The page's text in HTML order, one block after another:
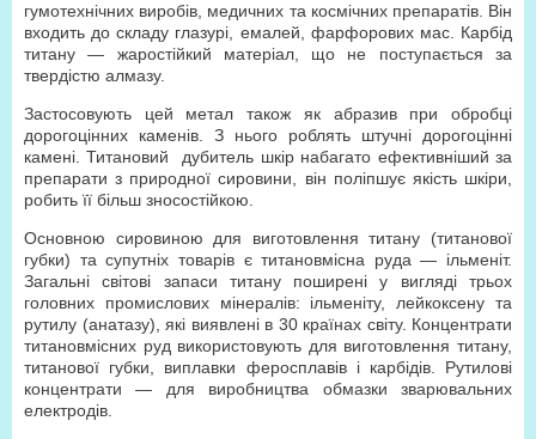
гумотехнічних виробів, медичних та космічних препаратів. Він
входить до складу глазурі, емалей, фарфорових мас. Карбід
титану — жаростійкий матеріал, що не поступається за
твердістю алмазу.
Застосовують цей метал також як абразив при обробці
дорогоцінних каменів. З нього роблять штучні дорогоцінні
камені. Титановий дубитель шкір набагато ефективніший за
препарати з природної сировини, він поліпшує якість шкіри,
робить її більш зносостійкою.
Основною сировиною для виготовлення титану (титанової
губки) та супутніх товарів є титановмісна руда — ільменіт.
Загальні світові запаси титану поширені у вигляді трьох
головних промислових мінералів: ільменіту, лейкоксену та
рутилу (анатазу), які виявлені в 30 країнах світу. Концентрати
титановмісних руд використовують для виготовлення титану,
титанової губки, виплавки феросплавів і карбідів. Рутилові
концентрати — для виробництва обмазки зварювальних
електродів.